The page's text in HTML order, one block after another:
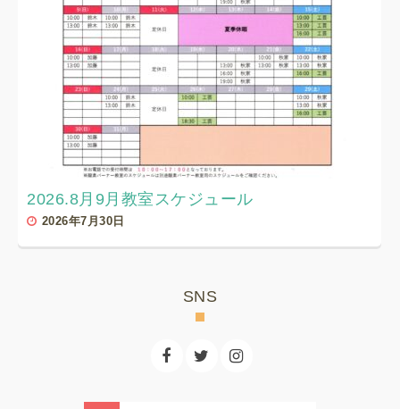
2026.8月9月教室スケジュール
2026年7月30日
SNS